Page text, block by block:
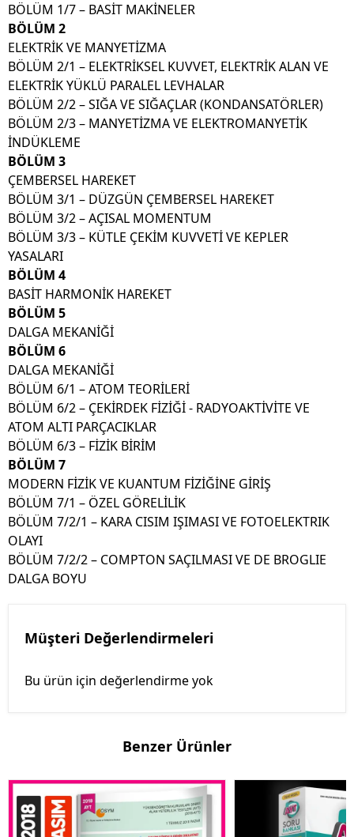
BÖLÜM 1/7 – BASİT MAKİNELER
BÖLÜM 2
ELEKTRİK VE MANYETİZMA
BÖLÜM 2/1 – ELEKTRİKSEL KUVVET, ELEKTRİK ALAN VE
ELEKTRİK YÜKLÜ PARALEL LEVHALAR
BÖLÜM 2/2 – SIĞA VE SIĞAÇLAR (KONDANSATÖRLER)
BÖLÜM 2/3 – MANYETİZMA VE ELEKTROMANYETİK
İNDÜKLEME
BÖLÜM 3
ÇEMBERSEL HAREKET
BÖLÜM 3/1 – DÜZGÜN ÇEMBERSEL HAREKET
BÖLÜM 3/2 – AÇISAL MOMENTUM
BÖLÜM 3/3 – KÜTLE ÇEKİM KUVVETİ VE KEPLER
YASALARI
BÖLÜM 4
BASİT HARMONİK HAREKET
BÖLÜM 5
DALGA MEKANİĞİ
BÖLÜM 6
DALGA MEKANİĞİ
BÖLÜM 6/1 – ATOM TEORİLERİ
BÖLÜM 6/2 – ÇEKİRDEK FİZİĞİ - RADYOAKTİVİTE VE
ATOM ALTI PARÇACIKLAR
BÖLÜM 6/3 – FİZİK BİRİM
BÖLÜM 7
MODERN FİZİK VE KUANTUM FİZİĞİNE GİRİŞ
BÖLÜM 7/1 – ÖZEL GÖRELİLİK
BÖLÜM 7/2/1 – KARA CISIM IŞIMASI VE FOTOELEKTRIK
OLAYI
BÖLÜM 7/2/2 – COMPTON SAÇILMASI VE DE BROGLIE
DALGA BOYU
Müşteri Değerlendirmeleri
Bu ürün için değerlendirme yok
Benzer Ürünler